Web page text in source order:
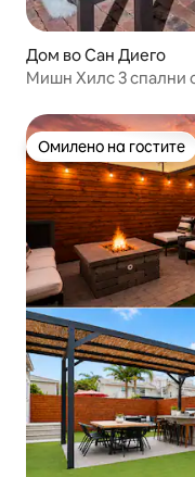
Дом во Сан Диего
Мишн Хилс 3 спални
Омилено на гостите
Омилено на гостите